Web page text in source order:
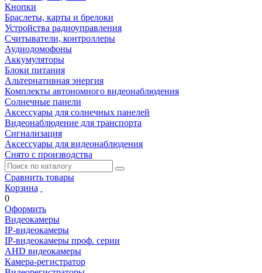
Кнопки
Браслеты, карты и брелоки
Устройства радиоуправления
Считыватели, контроллеры
Аудиодомофоны
Аккумуляторы
Блоки питания
Альтернативная энергия
Комплекты автономного видеонаблюдения
Солнечные панели
Аксессуары для солнечных панелей
Видеонаблюдение для транспорта
Сигнализация
Аксессуары для видеонаблюдения
Снято с производства
Сравнить товары
Корзина
0
Оформить
Видеокамеры
IP-видеокамеры
IP-видеокамеры проф. серии
AHD видеокамеры
Камера-регистратор